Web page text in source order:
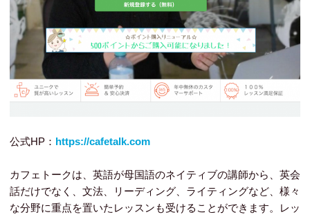
公式HP： https://cafetalk.com
カフェトークは、英語が母国語のネイティブの講師から、英会
話だけでなく、文法、リーディング、ライティングなど、様々
な分野に重点を置いたレッスンも受けることができます。レッ